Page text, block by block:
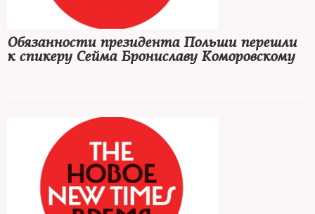
Обязанности президента Польши перешли
к спикеру Сейма Брониславу Коморовскому